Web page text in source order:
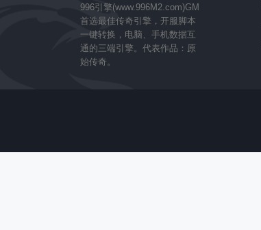
996引擎(www.996M2.com)GM
首选最佳传奇引擎，开服脚本
一键转换，电脑、手机数据互
通的三端引擎。代表作品：原
始传奇。